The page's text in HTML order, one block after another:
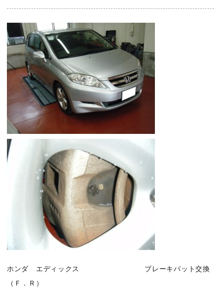
ホンダ エディックス ブレーキパット交換
（Ｆ．Ｒ）